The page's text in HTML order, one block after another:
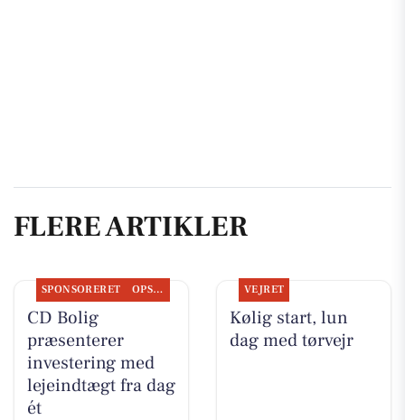
FLERE ARTIKLER
SPONSORERET OPSLAGSTAVLEN
CD Bolig
præsenterer
investering med
lejeindtægt fra dag
ét
VEJRET
Kølig start, lun
dag med tørvejr